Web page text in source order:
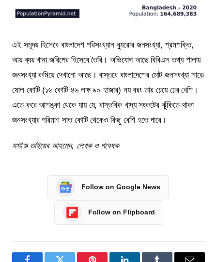
এই সমূদয় হিসেবে বাংলাদেশ পরিসংখ্যান ব্যুরোর জনসংখ্যা, শ্রমশক্তি,
আয় ব্যয় খানা জরিপের হিসেবে তৈরি। অভিযোগ আছে বিবিএস তথ্য শালায়
জনসংখ্যা কমিয়ে দেখানো আছে। বাস্তবে বাংলাদেশের মোট জনসংখ্যা সাড়ে
ষোল কোটি (১৬ কোটি ৪৬ লক্ষ ৯০ হাজার) নয় বরং তার চেয়ে ঢের বেশি।
এতে করে আশঙ্কা থেকে যায় যে, বাস্তবিক খাদ্য সংকটের ঝুঁকিতে থাকা
জনসংখ্যার পরিমাণ সাত কোটি থেকেও কিছু বেশি হতে পারে।
ফাইজ তাইয়েব আহমেদ, লেখক ও গবেষক
Follow on Google News
Follow on Flipboard